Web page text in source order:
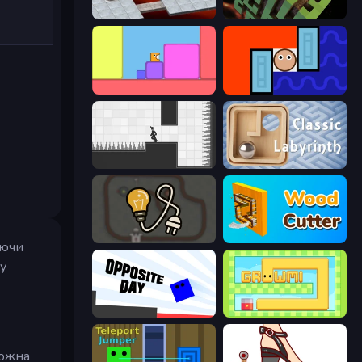
Bloxorz Maze Planet 3D
Lava and Aqua
Classic Labyrinth 3D
Light The Lamp Wood Cutter - Saw
Opposite Day Growmi